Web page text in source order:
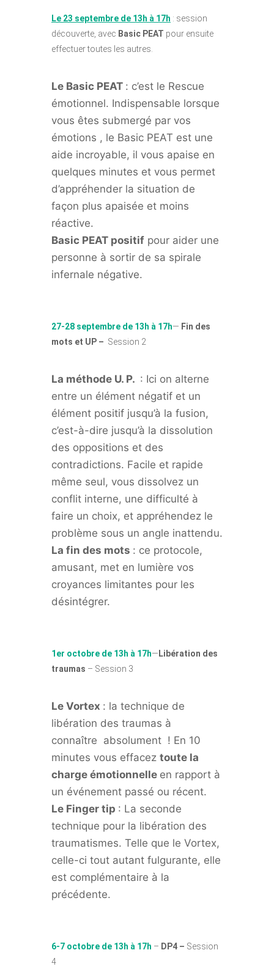
Le 23 septembre de 13h à 17h : session
découverte, avec Basic PEAT pour ensuite
effectuer toutes les autres.
Le Basic PEAT : c’est le Rescue
émotionnel. Indispensable lorsque
vous êtes submergé par vos
émotions , le Basic PEAT est une
aide incroyable, il vous apaise en
quelques minutes et vous permet
d’appréhender la situation de
façon plus apaisée et moins
réactive.
Basic PEAT positif pour aider une
personne à sortir de sa spirale
infernale négative.
27-28 septembre de 13h à 17h— Fin des
mots et UP – Session 2
La méthode U. P. : Ici on alterne
entre un élément négatif et un
élément positif jusqu’à la fusion,
c’est-à-dire jusqu’à la dissolution
des oppositions et des
contradictions. Facile et rapide
même seul, vous dissolvez un
conflit interne, une difficulté à
faire un choix, et appréhendez le
problème sous un angle inattendu.
La fin des mots : ce protocole,
amusant, met en lumière vos
croyances limitantes pour les
désintégrer.
1er octobre de 13h à 17h— Libération des
traumas – Session 3
Le Vortex : la technique de
libération des traumas à
connaître absolument ! En 10
minutes vous effacez toute la
charge émotionnelle en rapport à
un événement passé ou récent.
Le Finger tip : La seconde
technique pour la libération des
traumatismes. Telle que le Vortex,
celle-ci tout autant fulgurante, elle
est complémentaire à la
précédente.
6-7 octobre de 13h à 17h – DP4 – Session
4